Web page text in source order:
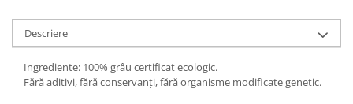
Descriere
Ingrediente: 100% grâu certificat ecologic.
Fără aditivi, fără conservanți, fără organisme modificate genetic.